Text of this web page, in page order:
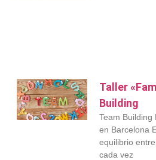
Taller
Building
Team Building
en Barcelona
equilibrio
cada vez